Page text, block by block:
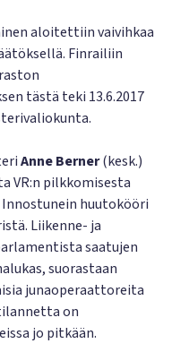
aloitettiin vaivihkaa
Finrailiin
tästä teki 13.6.2017
Anne Berner(kesk.)
VR:n pilkkomisesta
huutokööri
Liikenne- ja
saatujen
suorastaan
junaoperaattoreita
on
jo pitkään.